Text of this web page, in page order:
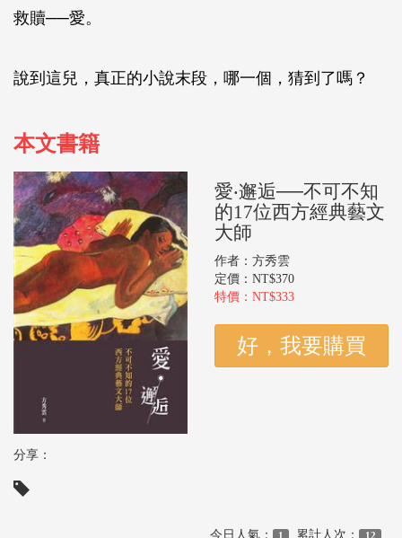
救贖──愛。
說到這兒，真正的小說末段，哪一個，猜到了嗎？
本文書籍
愛‧邂逅──不可不知
的17位西方經典藝文
大師
作者：方秀雲
定價：NT$370
特價：NT$333
分享：
今日人氣： 1 累計人次： 12